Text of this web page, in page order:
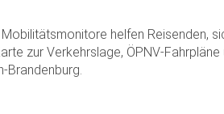
helfen Reisenden,
zur Verkehrslage, ÖPNV-
Brandenburg.